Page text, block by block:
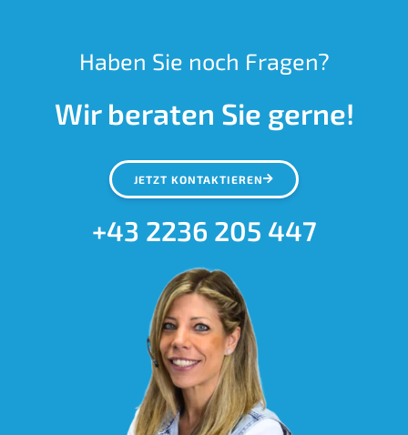
Haben Sie noch Fragen?
Wir beraten Sie gerne!
JETZT KONTAKTIEREN
+43 2236 205 447